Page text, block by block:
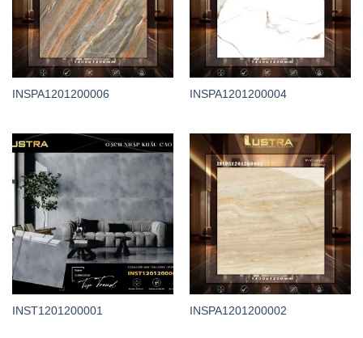
INSPA1201200006 INSPA1201200004
INST1201200001 INSPA1201200002